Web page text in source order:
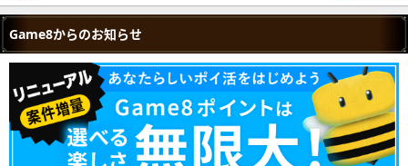
Game8からのお知らせ